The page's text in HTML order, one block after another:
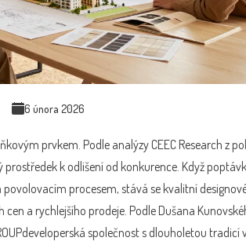
6 února 2026
prvkem. Podle analýzy CEEC Research z
k odlišení od konkurence. Když
procesem, stává se kvalitní
a rychlejšího prodeje. Podle Dušana
developerská společnost s dlouholetou tradicí